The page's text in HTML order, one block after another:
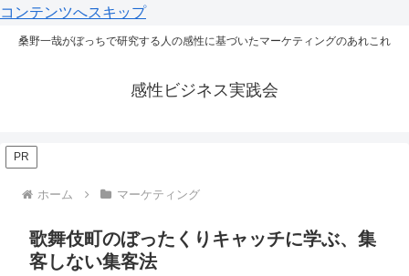
コンテンツへスキップ
桑野一哉がぼっちで研究する人の感性に基づいたマーケティングのあれこれ
感性ビジネス実践会
PR
ホーム マーケティング
歌舞伎町のぼったくりキャッチに学ぶ、集
客しない集客法